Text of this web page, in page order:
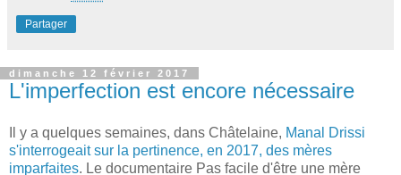
Partager
dimanche 12 février 2017
L'imperfection est encore nécessaire
Il y a quelques semaines, dans Châtelaine, Manal Drissi
s'interrogeait sur la pertinence, en 2017, des mères
imparfaites. Le documentaire Pas facile d'être une mère